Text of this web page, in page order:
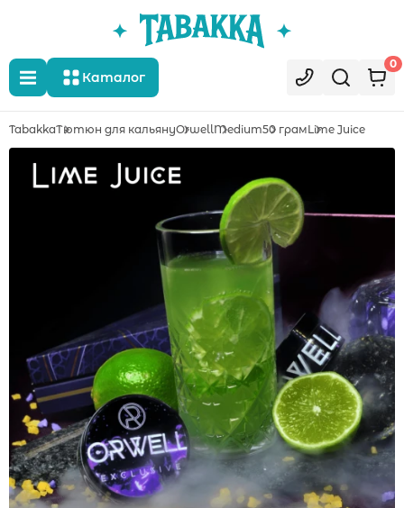
Каталог
0
Акції
TabakkaТютюн для кальянуOrwellMedium50 грамLime Juice